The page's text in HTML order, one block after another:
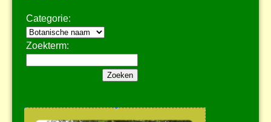
Categorie:
Zoekterm: